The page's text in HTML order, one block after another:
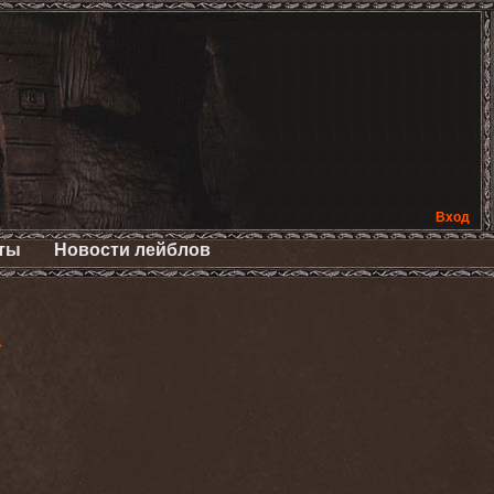
Вход
Новости лейблов